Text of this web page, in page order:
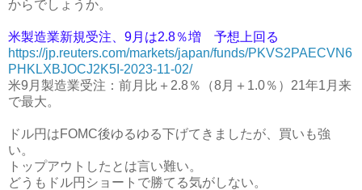
からでしょうか。
米製造業新規受注、9月は2.8％増 予想上回る
https://jp.reuters.com/markets/japan/funds/PKVS2PAECVN6
PHKLXBJOCJ2K5I-2023-11-02/
米9月製造業受注：前月比＋2.8％（8月＋1.0％）21年1月来
で最大。
ドル円はFOMC後ゆるゆる下げてきましたが、買いも強
い。
トップアウトしたとは言い難い。
どうもドル円ショートで勝てる気がしない。